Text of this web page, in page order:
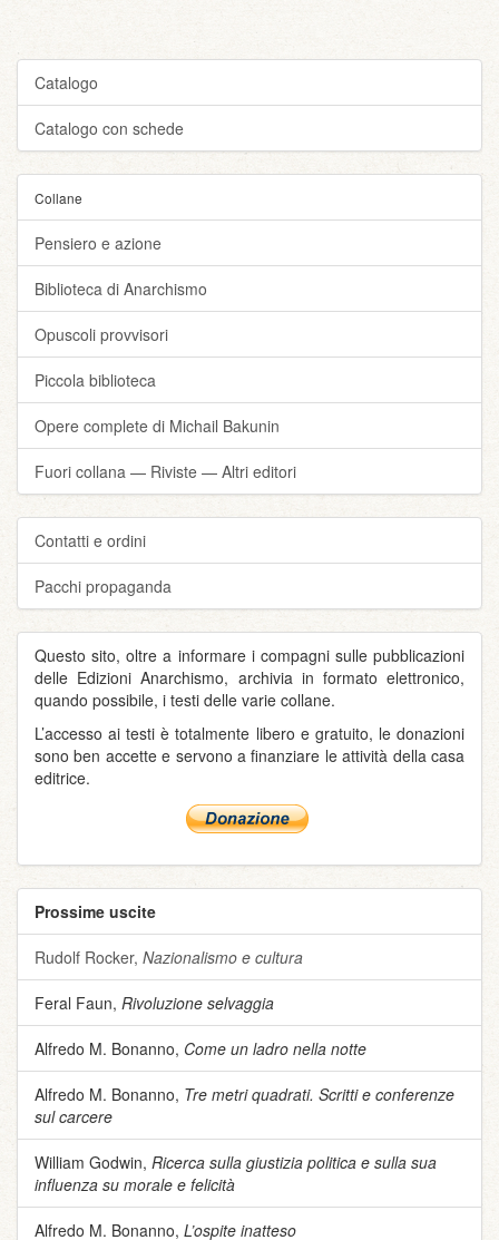
Catalogo
Catalogo con schede
Collane
Pensiero e azione
Biblioteca di Anarchismo
Opuscoli provvisori
Piccola biblioteca
Opere complete di Michail Bakunin
Fuori collana — Riviste — Altri editori
Contatti e ordini
Pacchi propaganda
Questo sito, oltre a informare i compagni sulle pubblicazioni
delle Edizioni Anarchismo, archivia in formato elettronico,
quando possibile, i testi delle varie collane.
L’accesso ai testi è totalmente libero e gratuito, le donazioni
sono ben accette e servono a finanziare le attività della casa
editrice.
Prossime uscite
Rudolf Rocker, Nazionalismo e cultura
Feral Faun, Rivoluzione selvaggia
Alfredo M. Bonanno, Come un ladro nella notte
Alfredo M. Bonanno, Tre metri quadrati. Scritti e conferenze
sul carcere
William Godwin, Ricerca sulla giustizia politica e sulla sua
influenza su morale e felicità
Alfredo M. Bonanno, L’ospite inatteso